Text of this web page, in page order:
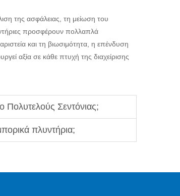
της ασφάλειας, τη μείωση του
προσφέρουν πολλαπλά
και τη βιωσιμότητα, η επένδυση
αξία σε κάθε πτυχή της διαχείρισης
Πολυτελούς Σεντόνιας;
πλυντήρια;